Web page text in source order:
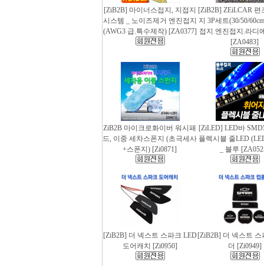
[ZiB2B] 마이너스접지, 지접지
시스템 _ 노이즈제거 엔진접지
(AWG3 급.특수제작) [ZA0377]
[ZiB2B] ZEiLCAR 편
지 3P세트(30/50/
접지.엔진접지.라디
[ZA0483]
ZiB2B 마이크로화이버 워시패
드, 이중 세차스폰지 (초극세사
+스폰지) [Zi0871]
[ZiLED] LED바
플렉시블 줄LED
_ 블루
[ZiB2B] 더 넥스트 스파크 LED
도어캐치 [Zi0950]
[ZiB2B] 더 넥스트 스
더 [Zi0949]